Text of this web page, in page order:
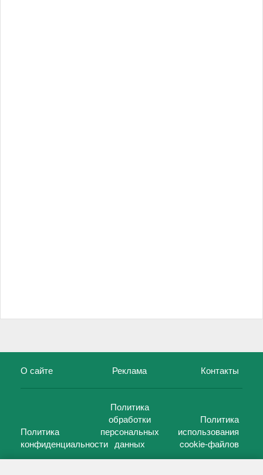
О сайте Реклама Контакты
Политика
конфиденциальности
Политика
обработки
персональных
данных
Политика
использования
cookie-файлов